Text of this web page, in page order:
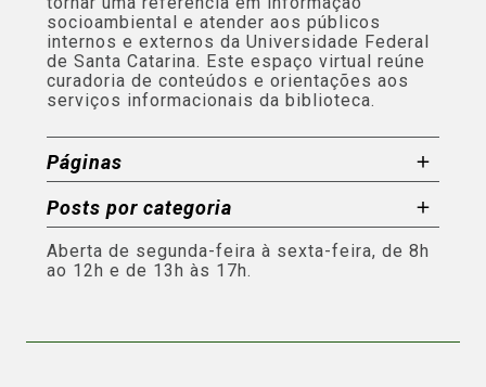
socioambiental e atender aos públicos
internos e externos da Universidade Federal
de Santa Catarina. Este espaço virtual reúne
curadoria de conteúdos e orientações aos
serviços informacionais da biblioteca.
Páginas
Posts por categoria
Aberta de segunda-feira à sexta-feira, de 8h
ao 12h e de 13h às 17h.